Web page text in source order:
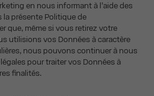
en nous informant à l’aide des
présente Politique de
que, même si vous retirez votre
utilisions vos Données à caractère
nous pouvons continuer à nous
pour traiter vos Données à
finalités.